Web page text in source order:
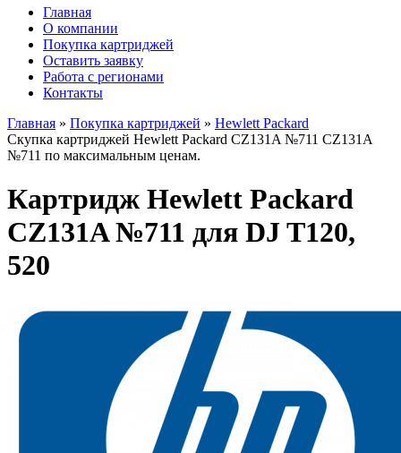
Главная
О компании
Покупка картриджей
Оставить заявку
Работа с регионами
Контакты
Главная » Покупка картриджей » Hewlett Packard
Скупка картриджей Hewlett Packard CZ131A №711 CZ131A
№711 по максимальным ценам.
Картридж Hewlett Packard
CZ131A №711 для DJ T120,
520